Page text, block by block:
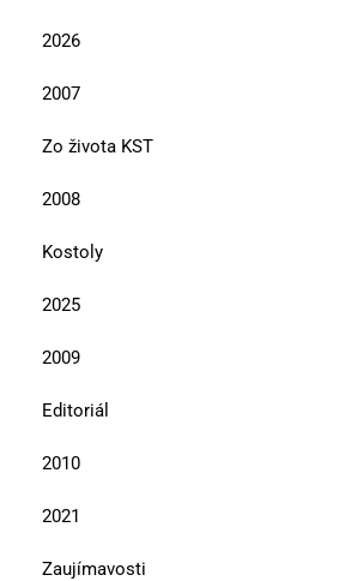
2026
2007
Zo života KST
2008
Kostoly
2025
2009
Editoriál
2010
2021
Zaujímavosti